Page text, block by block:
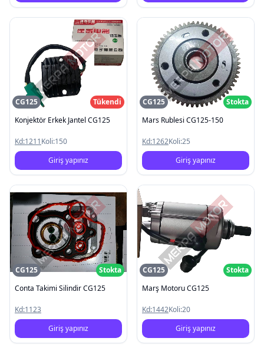
CG125
Tükendi
Konjektör Erkek Jantel CG125
Kd:1211Koli:150
Giriş yapınız
CG125
Stokta
Mars Rublesi CG125-150
Kd:1262Koli:25
Giriş yapınız
CG125
Stokta
Conta Takimi Silindir CG125
Kd:1123
Giriş yapınız
CG125
Stokta
Marş Motoru CG125
Kd:1442Koli:20
Giriş yapınız